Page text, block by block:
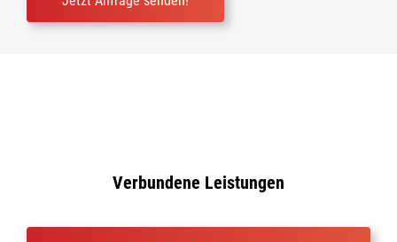
Verbundene Leistungen